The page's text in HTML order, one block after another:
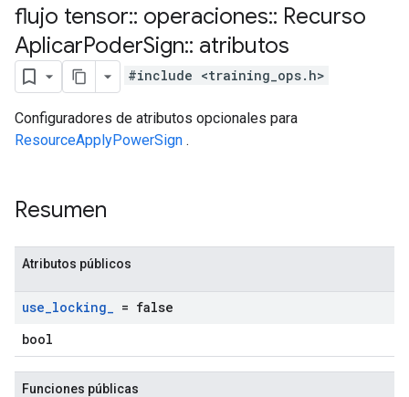
flujo tensor:: operaciones:: Recurso
AplicarPoderSign:: atributos
#include <training_ops.h>
Configuradores de atributos opcionales para
ResourceApplyPowerSign .
Resumen
Atributos públicos
use_locking_ = false
bool
Funciones públicas